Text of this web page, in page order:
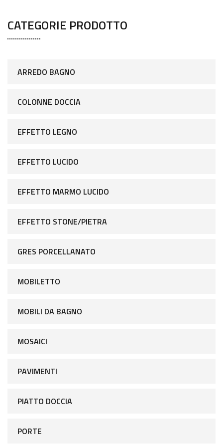
CATEGORIE PRODOTTO
ARREDO BAGNO
COLONNE DOCCIA
EFFETTO LEGNO
EFFETTO LUCIDO
EFFETTO MARMO LUCIDO
EFFETTO STONE/PIETRA
GRES PORCELLANATO
MOBILETTO
MOBILI DA BAGNO
MOSAICI
PAVIMENTI
PIATTO DOCCIA
PORTE